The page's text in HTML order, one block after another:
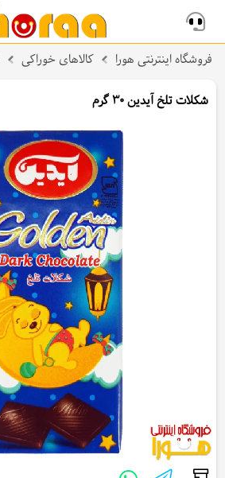
فروشگاه اینترنتی هورا کالاهای خوراکی
شکلات تلخ آیدین 30 گرم